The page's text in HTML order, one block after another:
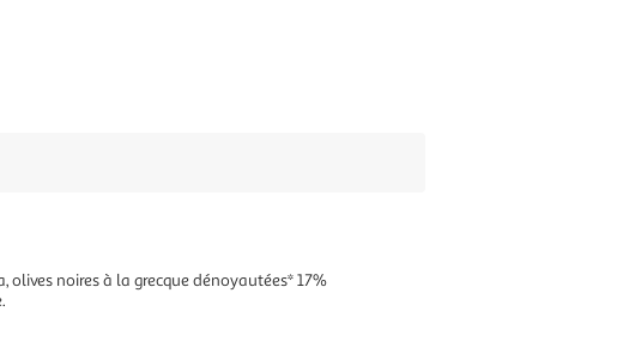
olives noires à la grecque dénoyautées* 17%